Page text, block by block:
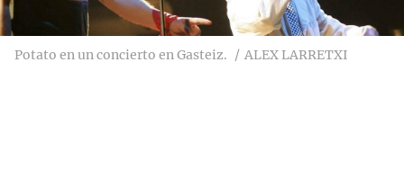
Potato en un concierto en Gasteiz. ALEX LARRETXI